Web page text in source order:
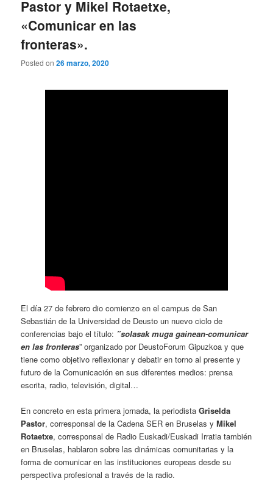
Pastor y Mikel Rotaetxe,
«Comunicar en las
fronteras».
Posted on26 marzo, 2020
El día 27 de febrero dio comienzo en el campus de San
Sebastián de la Universidad de Deusto un nuevo ciclo de
conferencias bajo el título: ”solasak muga gainean-comunicar
en las fronteras” organizado por DeustoForum Gipuzkoa y que
tiene como objetivo reflexionar y debatir en torno al presente y
futuro de la Comunicación en sus diferentes medios: prensa
escrita, radio, televisión, digital…
En concreto en esta primera jornada, la periodistaGriselda
Pastor, corresponsal de la Cadena SER en Bruselas yMikel
Rotaetxe, corresponsal de Radio Euskadi/Euskadi Irratia también
en Bruselas, hablaron sobre las dinámicas comunitarias y la
forma de comunicar en las instituciones europeas desde su
perspectiva profesional a través de la radio.